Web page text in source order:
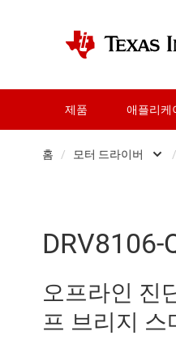
제품 애플리케
홈 / 모터 드라이버
RF
데
로
/
DRV8106-
오프라인 진
프 브리지 스